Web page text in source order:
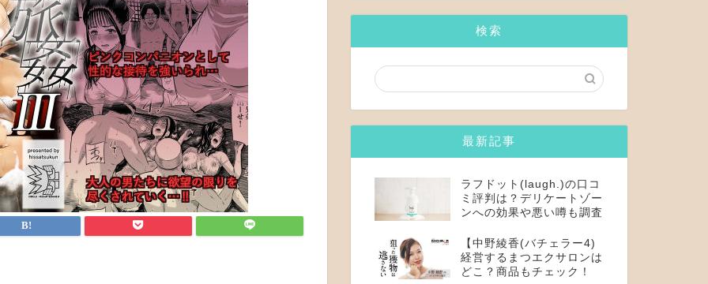
検索
最新記事
ラフドット(laugh.)の口コ
ミ評判は？デリケートゾー
ンへの効果や悪い噂も調査
【中野綾香(バチェラー4)
経営するまつエクサロンは
どこ？商品もチェック！